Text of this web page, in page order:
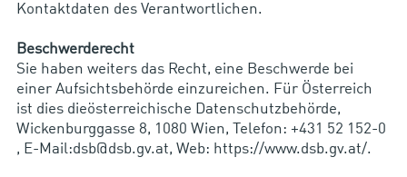
Kontaktdaten des Verantwortlichen.
Beschwerderecht
Sie haben weiters das Recht, eine Beschwerde bei
einer Aufsichtsbehörde einzureichen. Für Österreich
ist dies dieösterreichische Datenschutzbehörde,
Wickenburggasse 8, 1080 Wien, Telefon: +431 52 152-0
, E-Mail:dsb@dsb.gv.at, Web: https://www.dsb.gv.at/.